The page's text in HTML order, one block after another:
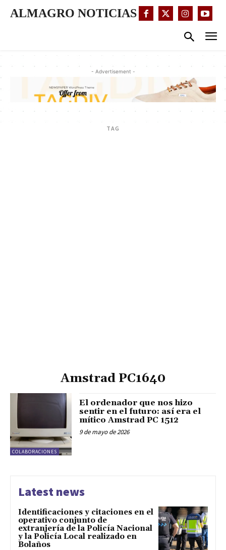
ALMAGRO NOTICIAS
- Advertisement -
TAG
Amstrad PC1640
COLABORACIONES
El ordenador que nos hizo
sentir en el futuro: así era el
mítico Amstrad PC 1512
9 de mayo de 2026
Latest news
Identificaciones y citaciones en el
operativo conjunto de
extranjería de la Policía Nacional
y la Policía Local realizado en
Bolaños